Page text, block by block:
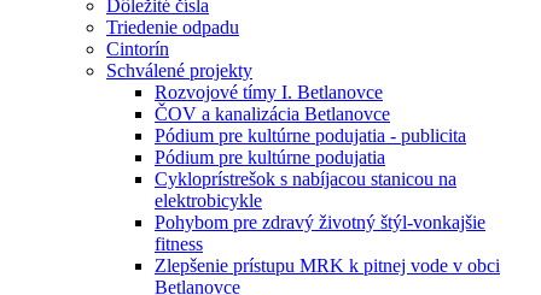
Dôležité čísla
Triedenie odpadu
Cintorín
Schválené projekty
Rozvojové tímy I. Betlanovce
ČOV a kanalizácia Betlanovce
Pódium pre kultúrne podujatia - publicita
Pódium pre kultúrne podujatia
Cykloprístrešok s nabíjacou stanicou na
elektrobicykle
Pohybom pre zdravý životný štýl-vonkajšie
fitness
Zlepšenie prístupu MRK k pitnej vode v obci
Betlanovce